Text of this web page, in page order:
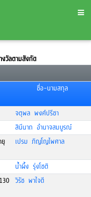
วัลตามสังกัด
ชื่อ-นามสกุล
จตุพล พงศ์ปรีชา
สินีนาถ อำนาจสมบูรณ์
เปรม ภิญโญไพศาล
น้ำผึ้ง รุ่งโชติ
วิรัช พาใจดี